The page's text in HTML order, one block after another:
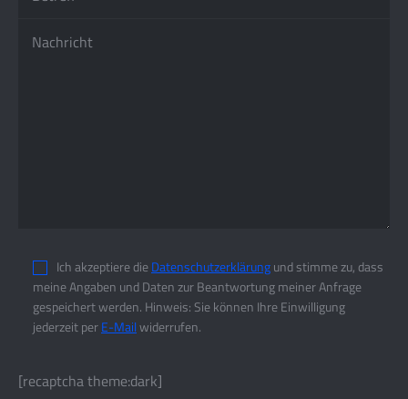
Ich akzeptiere dieDatenschutzerklärungund stimme zu, dass
meine Angaben und Daten zur Beantwortung meiner Anfrage
gespeichert werden. Hinweis: Sie können Ihre Einwilligung
jederzeit perE-Mailwiderrufen.
[recaptcha theme:dark]